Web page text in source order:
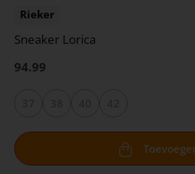
Rieker
Sneaker Lorica
94.99